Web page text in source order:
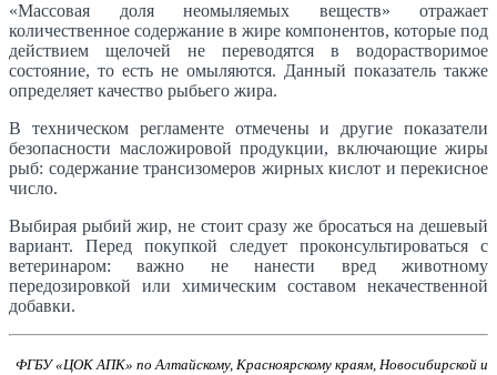
«Массовая доля неомыляемых веществ» отражает
количественное содержание в жире компонентов, которые под
действием щелочей не переводятся в водорастворимое
состояние, то есть не омыляются. Данный показатель также
определяет качество рыбьего жира.
В техническом регламенте отмечены и другие показатели
безопасности масложировой продукции, включающие жиры
рыб: содержание трансизомеров жирных кислот и перекисное
число.
Выбирая рыбий жир, не стоит сразу же бросаться на дешевый
вариант. Перед покупкой следует проконсультироваться с
ветеринаром: важно не нанести вред животному
передозировкой или химическим составом некачественной
добавки.
ФГБУ «ЦОК АПК» по Алтайскому, Красноярскому краям, Новосибирской и